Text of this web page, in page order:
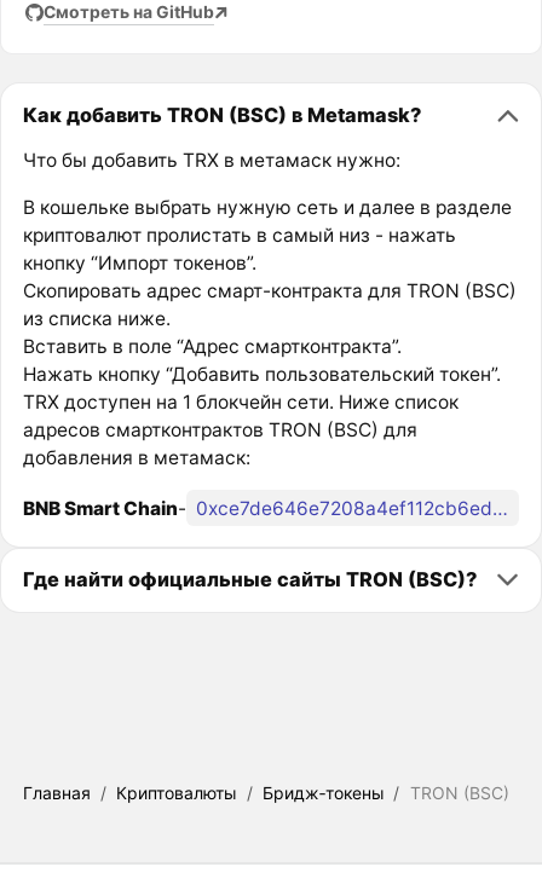
Смотреть на GitHub
Как добавить TRON (BSC) в Metamask?
Что бы добавить TRX в метамаск нужно:
В кошельке выбрать нужную сеть и далее в разделе
криптовалют пролистать в самый низ - нажать
кнопку “Импорт токенов”.
Скопировать адрес смарт-контракта для TRON (BSC)
из списка ниже.
Вставить в поле “Адрес смартконтракта”.
Нажать кнопку “Добавить пользовательский токен”.
TRX доступен на 1 блокчейн сети. Ниже список
адресов смартконтрактов TRON (BSC) для
добавления в метамаск:
BNB Smart Chain- 0xce7de646e7208a4ef112cb6ed5038fa6cc6b12e3
Где найти официальные сайты TRON (BSC)?
Главная / Криптовалюты / Бридж‑токены / TRON (BSC)